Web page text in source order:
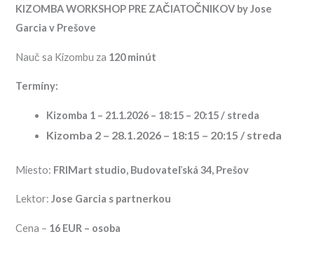
KIZOMBA WORKSHOP PRE ZAČIATOČNIKOV by Jose
Garcia v Prešove
Nauč sa Kizombu za 120 minút
Termíny:
Kizomba 1 – 21.1.2026 – 18:15 – 20:15 / streda
Kizomba 2 – 28.1.2026 – 18:15 – 20:15 / streda
Miesto: FRIMart studio, Budovateľská 34, Prešov
Lektor:Jose Garcia s partnerkou
Cena – 16 EUR – osoba